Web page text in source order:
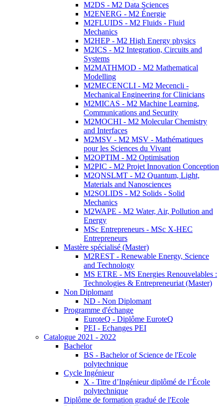
M2DS - M2 Data Sciences
M2ENERG - M2 Énergie
M2FLUIDS - M2 Fluids - Fluid
Mechanics
M2HEP - M2 High Energy physics
M2ICS - M2 Integration, Circuits and
Systems
M2MATHMOD - M2 Mathematical
Modelling
M2MECENCLI - M2 Mecencli -
Mechanical Engineering for Clinicians
M2MICAS - M2 Machine Learning,
Communications and Security
M2MOCHI - M2 Molecular Chemistry
and Interfaces
M2MSV - M2 MSV - Mathématiques
pour les Sciences du Vivant
M2OPTIM - M2 Optimisation
M2PIC - M2 Projet Innovation Conception
M2QNSLMT - M2 Quantum, Light,
Materials and Nanosciences
M2SOLIDS - M2 Solids - Solid
Mechanics
M2WAPE - M2 Water, Air, Pollution and
Energy
MSc Entrepreneurs - MSc X-HEC
Entrepreneurs
Mastère spécialisé (Master)
M2REST - Renewable Energy, Science
and Technology
MS ETRE - MS Energies Renouvelables :
Technologies & Entrepreneuriat (Master)
Non Diplomant
ND - Non Diplomant
Programme d'échange
EuroteQ - Diplôme EuroteQ
PEI - Echanges PEI
Catalogue 2021 - 2022
Bachelor
BS - Bachelor of Science de l'Ecole
polytechnique
Cycle Ingénieur
X - Titre d’Ingénieur diplômé de l’École
polytechnique
Diplôme de formation gradué de l'Ecole